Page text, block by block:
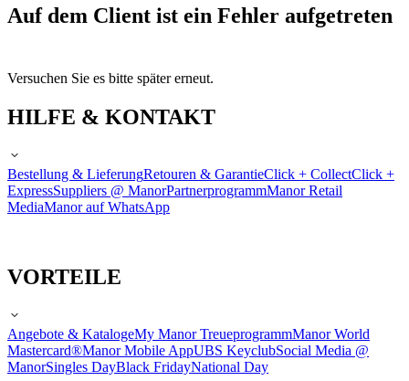
Auf dem Client ist ein Fehler aufgetreten
Versuchen Sie es bitte später erneut.
HILFE & KONTAKT
Bestellung & LieferungRetouren & GarantieClick + CollectClick +
ExpressSuppliers @ ManorPartnerprogrammManor Retail
MediaManor auf WhatsApp
VORTEILE
Angebote & KatalogeMy Manor TreueprogrammManor World
Mastercard®Manor Mobile AppUBS KeyclubSocial Media @
ManorSingles DayBlack FridayNational Day